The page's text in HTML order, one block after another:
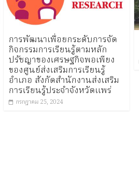
การพัฒนาเพื่อยกระดับการจัด
กิจกรรมการเรียนรู้ตามหลัก
ปรัชญาของเศรษฐกิจพอเพียง
ของศูนย์ส่งเสริมการเรียนรู้
อำเภอ สังกัดสำนักงานส่งเสริม
การเรียนรู้ประจำจังหวัดแพร่
กรกฎาคม 25, 2024